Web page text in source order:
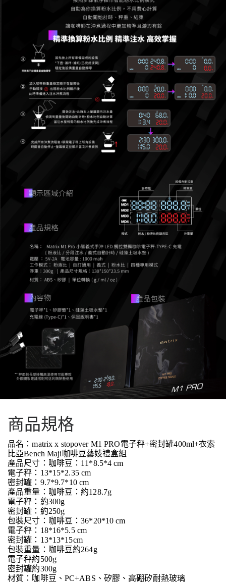
商品規格
品名：matrix x stopover M1 PRO電子秤+密封罐400ml+衣索
比亞Bench Maji咖啡豆藝妓禮盒組
產品尺寸：咖啡豆：11*8.5*4 cm
電子秤：13*15*2.35 cm
密封罐：9.7*9.7*10 cm
產品重量：咖啡豆：約128.7g
電子秤：約300g
密封罐：約250g
包裝尺寸：咖啡豆：36*20*10 cm
電子秤：18*16*5.5 cm
密封罐：13*13*15cm
包裝重量：咖啡豆約264g
電子秤約500g
密封罐約300g
材質：咖啡豆、PC+ABS、矽膠、高硼矽耐熱玻璃